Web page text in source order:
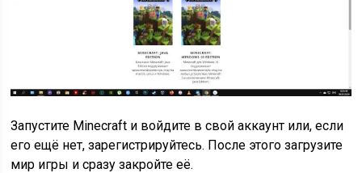
Запустите Minecraft и войдите в свой аккаунт или, если
его ещё нет, зарегистрируйтесь. После этого загрузите
мир игры и сразу закройте её.